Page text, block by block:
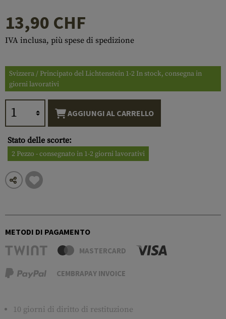
13,90 CHF
IVA inclusa, più spese di spedizione
Svizzera / Principato del Lichtenstein 1-2 In stock, consegna in
giorni lavorativi
AGGIUNGI AL CARRELLO
Stato delle scorte:
2 Pezzo - consegnato in 1-2 giorni lavorativi
METODI DI PAGAMENTO
MASTERCARD
CEMBRAPAY INVOICE
10 giorni di diritto di restituzione